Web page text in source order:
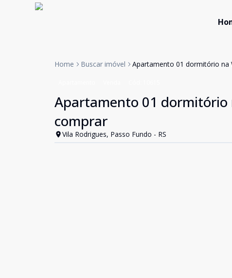
Home Buscar imóvel Apartamento 01 dormitório na
Apartamento 01 dormitório
comprar
Vila Rodrigues, Passo Fundo - RS